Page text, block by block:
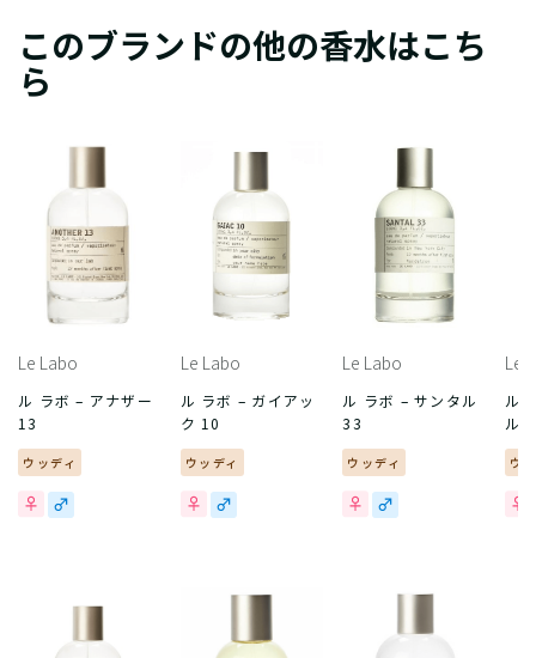
このブランドの他の香水はこち
ら
Le Labo
ル ラボ – アナザー
13
ウッディ
Le Labo
ル ラボ – ガイアッ
ク 10
ウッディ
Le Labo
ル ラボ – サンタル
33
ウッディ
Le
ル
ル
ウ